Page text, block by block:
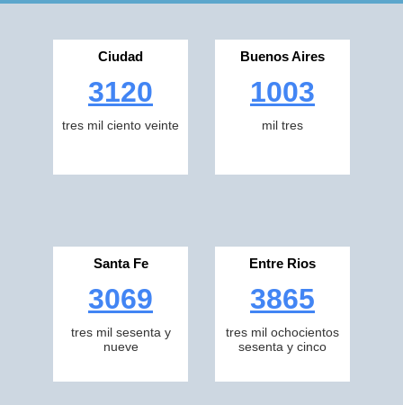
Ciudad
3120
tres mil ciento veinte
Buenos Aires
1003
mil tres
Santa Fe
3069
tres mil sesenta y
nueve
Entre Rios
3865
tres mil ochocientos
sesenta y cinco